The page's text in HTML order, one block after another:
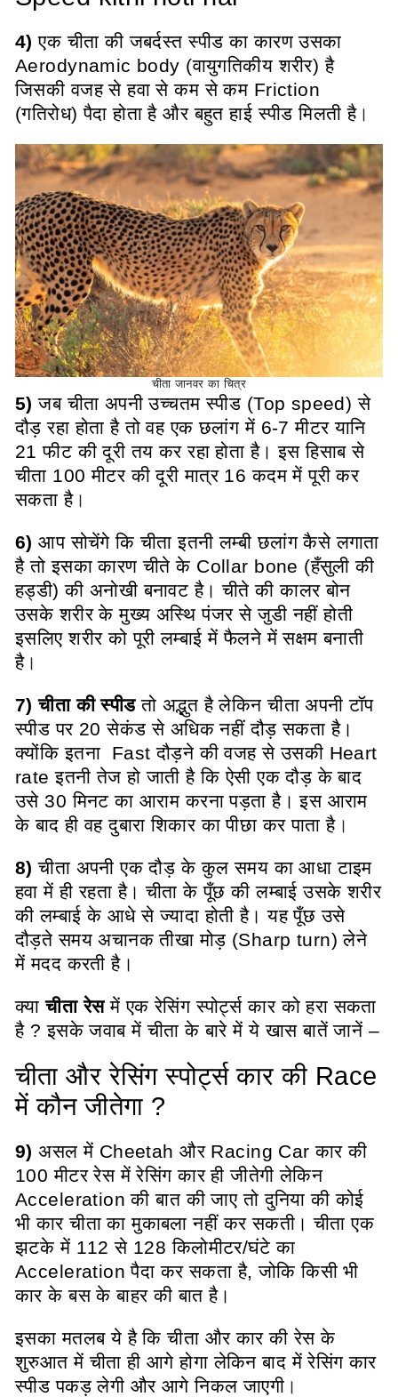
4) एक चीता की जबर्दस्त स्पीड का कारण उसका
Aerodynamic body (वायुगतिकीय शरीर) है
जिसकी वजह से हवा से कम से कम Friction
(गतिरोध) पैदा होता है और बहुत हाई स्पीड मिलती है।
चीता जानवर का चित्र
5) जब चीता अपनी उच्चतम स्पीड (Top speed) से
दौड़ रहा होता है तो वह एक छलांग में 6-7 मीटर यानि
21 फीट की दूरी तय कर रहा होता है। इस हिसाब से
चीता 100 मीटर की दूरी मात्र 16 कदम में पूरी कर
सकता है।
6) आप सोचेंगे कि चीता इतनी लम्बी छलांग कैसे लगाता
है तो इसका कारण चीते के Collar bone (हँसुली की
हड्डी) की अनोखी बनावट है। चीते की कालर बोन
उसके शरीर के मुख्य अस्थि पंजर से जुडी नहीं होती
इसलिए शरीर को पूरी लम्बाई में फैलने में सक्षम बनाती
है।
7) चीता की स्पीडतो अद्भुत है लेकिन चीता अपनी टॉप
स्पीड पर 20 सेकंड से अधिक नहीं दौड़ सकता है।
क्योंकि इतना Fast दौड़ने की वजह से उसकी Heart
rate इतनी तेज हो जाती है कि ऐसी एक दौड़ के बाद
उसे 30 मिनट का आराम करना पड़ता है। इस आराम
के बाद ही वह दुबारा शिकार का पीछा कर पाता है।
8) चीता अपनी एक दौड़ के कुल समय का आधा टाइम
हवा में ही रहता है। चीता के पूँछ की लम्बाई उसके शरीर
की लम्बाई के आधे से ज्यादा होती है। यह पूँछ उसे
दौड़ते समय अचानक तीखा मोड़ (Sharp turn) लेने
में मदद करती है।
क्याचीता रेसमें एक रेसिंग स्पोर्ट्स कार को हरा सकता
है ? इसके जवाब में चीता के बारे में ये खास बातें जानें –
चीता और रेसिंग स्पोर्ट्स कार की Race
में कौन जीतेगा ?
9) असल में Cheetah और Racing Car कार की
100 मीटर रेस में रेसिंग कार ही जीतेगी लेकिन
Acceleration की बात की जाए तो दुनिया की कोई
भी कार चीता का मुकाबला नहीं कर सकती। चीता एक
झटके में 112 से 128 किलोमीटर/घंटे का
Acceleration पैदा कर सकता है, जोकि किसी भी
कार के बस के बाहर की बात है।
इसका मतलब ये है कि चीता और कार की रेस के
शुरुआत में चीता ही आगे होगा लेकिन बाद में रेसिंग कार
स्पीड पकड़ लेगी और आगे निकल जाएगी ।